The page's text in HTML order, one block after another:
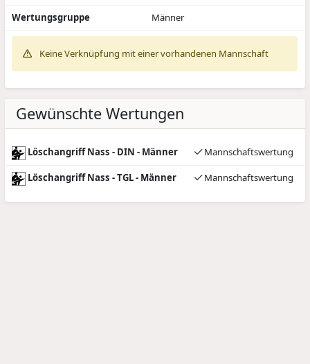
Wertungsgruppe
Männer
Keine Verknüpfung mit einer vorhandenen Mannschaft
Gewünschte Wertungen
Löschangriff Nass - DIN - Männer Mannschaftswertung
Löschangriff Nass - TGL - Männer Mannschaftswertung